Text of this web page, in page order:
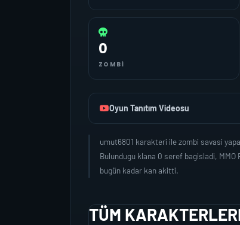
0
ZOMBI
Oyun Tanıtım Videosu
umut6801 karakteri ile zombi savasi
Bulundugu klana 0 seref bagisladi,
bugün kadar kan akitti.
TÜM